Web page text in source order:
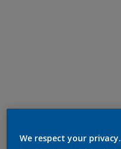
We respect your privacy.